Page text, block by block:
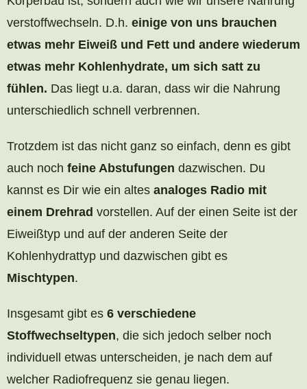
verstoffwechseln. D.h. einige von uns brauchen
etwas mehr Eiweiß und Fett und andere wiederum
etwas mehr Kohlenhydrate, um sich satt zu
fühlen. Das liegt u.a. daran, dass wir die Nahrung
unterschiedlich schnell verbrennen.
Trotzdem ist das nicht ganz so einfach, denn es gibt
auch noch feine Abstufungen dazwischen. Du
kannst es Dir wie ein altes analoges Radio mit
einem Drehrad vorstellen. Auf der einen Seite ist der
Eiweißtyp und auf der anderen Seite der
Kohlenhydrattyp und dazwischen gibt es
Mischtypen.
Insgesamt gibt es 6 verschiedene
Stoffwechseltypen, die sich jedoch selber noch
individuell etwas unterscheiden, je nach dem auf
welcher Radiofrequenz sie genau liegen.